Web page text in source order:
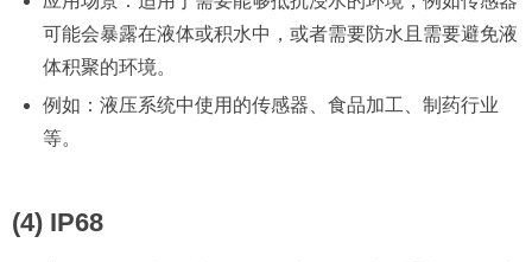
可能会暴露在液体或积水中，或者需要防水且需要避免液
体积聚的环境。
例如：液压系统中使用的传感器、食品加工、制药行业
等。
(4) IP68